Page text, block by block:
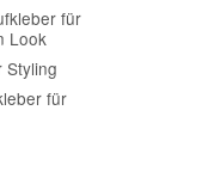
für
Look
Styling
für